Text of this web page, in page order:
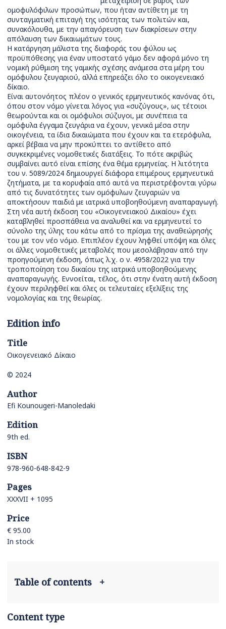
ομοφυλόφιλων προσώπων, που ήταν αντίθετη με τη
συνταγματική επιταγή της ισότητας των πολιτών και,
συνακόλουθα, με την απαγόρευση των διακρίσεων στην
απόλαυση των δικαιωμάτων τους.
Η κατάργηση μάλιστα της διαφοράς του φύλου ως
προϋπόθεσης για έναν υποστατό γάμο δεν αφορά μόνο τη
νομική ρύθμιση της γαμικής σχέσης ανάμεσα στα μέρη του
ομόφυλου ζευγαριού, αλλά επηρεάζει όλο το οικογενειακό
δίκαιο.
Είναι αυτονόητος πλέον ο γενικός ερμηνευτικός κανόνας ότι,
όπου στον νόμο γίνεται λόγος για «συζύγους», ως τέτοιοι
θεωρούνται και οι ομόφυλοι σύζυγοι, με συνέπεια τα
ομόφυλα έγγαμα ζευγάρια να έχουν, γενικά μέσα στην
οικογένεια, τα ίδια δικαιώματα που έχουν και τα ετερόφυλα,
αρκεί βέβαια να μην προκύπτει το αντίθετο από
συγκεκριμένες νομοθετικές διατάξεις. Το πότε ακριβώς
συμβαίνει αυτό είναι επίσης ένα θέμα ερμηνείας. Η λιτότητα
του ν. 5089/2024 δημιουργεί διάφορα επιμέρους ερμηνευτικά
ζητήματα, με τα κορυφαία από αυτά να περιστρέφονται γύρω
από τις δυνατότητες των ομόφυλων ζευγαριών να
αποκτήσουν παιδιά με ιατρικά υποβοηθούμενη αναπαραγωγή.
Στη νέα αυτή έκδοση του «Οικογενειακού Δικαίου» έχει
καταβληθεί προσπάθεια να αναλυθεί και να ερμηνευτεί το
σύνολο της ύλης του κάτω από το πρίσμα της αναθεώρησής
του με τον νέο νόμο. Επιπλέον έχουν ληφθεί υπόψη και όλες
οι άλλες νομοθετικές μεταβολές που μεσολάβησαν από την
προηγούμενη έκδοση, όπως λ.χ. ο ν. 4958/2022 για την
τροποποίηση του δικαίου της ιατρικά υποβοηθούμενης
αναπαραγωγής. Εννοείται, τέλος, ότι στην ένατη αυτή έκδοση
έχουν περιληφθεί και όλες οι τελευταίες εξελίξεις της
νομολογίας και της θεωρίας.
Edition info
Title
Οικογενειακό Δίκαιο
© 2024
Author
Efi Kounougeri-Manoledaki
Edition
9th ed.
ISBN
978-960-648-842-9
Pages
ΧΧΧVII + 1095
Price
€ 95.00
In stock
Table of contents +
Content type